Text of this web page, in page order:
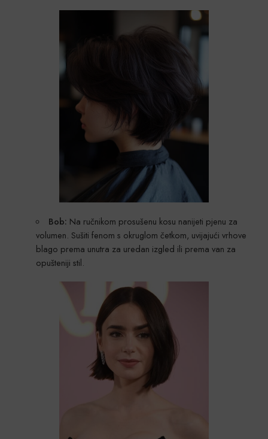
Bob: Na ručnikom prosušenu kosu nanijeti pjenu za
volumen. Sušiti fenom s okruglom četkom, uvijajući vrhove
blago prema unutra za uredan izgled ili prema van za
opušteniji stil.